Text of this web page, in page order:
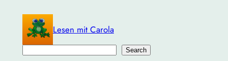
springen
Lesen mit Carola
Search